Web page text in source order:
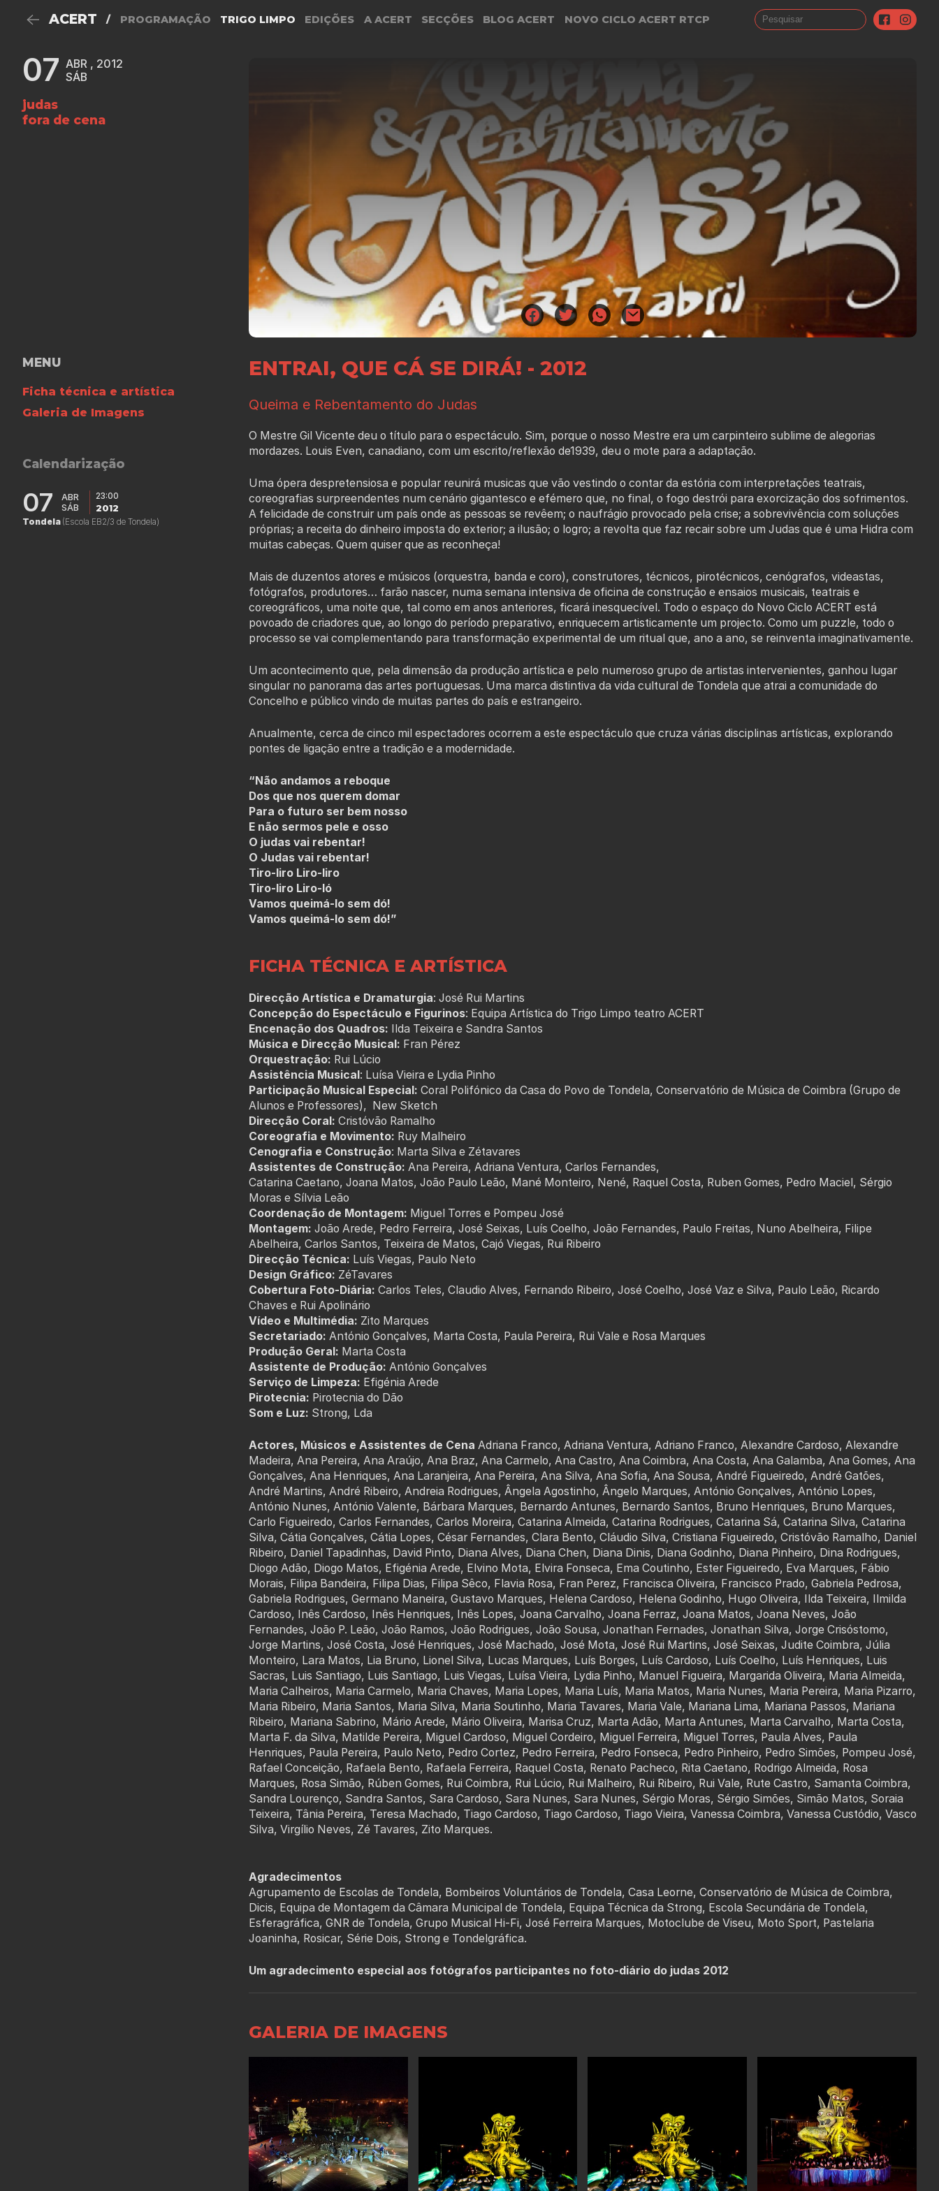
ACERT / PROGRAMAÇÃO TRIGO LIMPO EDIÇÕES A ACERT SECÇÕES BLOG ACERT NOVO CICLO ACERT RTCP
07 ABR , 2012
SÁB
judas
fora de cena
MENU
Ficha técnica e artística
Galeria de Imagens
Calendarização
07
ABR
SÁB
23:00
2012
Tondela (Escola EB2/3 de Tondela)
ENTRAI, QUE CÁ SE DIRÁ! - 2012
Queima e Rebentamento do Judas
O Mestre Gil Vicente deu o título para o espectáculo. Sim, porque o nosso Mestre era um carpinteiro sublime de alegorias
mordazes. Louis Even, canadiano, com um escrito/reflexão de1939, deu o mote para a adaptação.
Uma ópera despretensiosa e popular reunirá musicas que vão vestindo o contar da estória com interpretações teatrais,
coreografias surpreendentes num cenário gigantesco e efémero que, no final, o fogo destrói para exorcização dos sofrimentos.
A felicidade de construir um país onde as pessoas se revêem; o naufrágio provocado pela crise; a sobrevivência com soluções
próprias; a receita do dinheiro imposta do exterior; a ilusão; o logro; a revolta que faz recair sobre um Judas que é uma Hidra com
muitas cabeças. Quem quiser que as reconheça!
Mais de duzentos atores e músicos (orquestra, banda e coro), construtores, técnicos, pirotécnicos, cenógrafos, videastas,
fotógrafos, produtores… farão nascer, numa semana intensiva de oficina de construção e ensaios musicais, teatrais e
coreográficos, uma noite que, tal como em anos anteriores, ficará inesquecível. Todo o espaço do Novo Ciclo ACERT está
povoado de criadores que, ao longo do período preparativo, enriquecem artisticamente um projecto. Como um puzzle, todo o
processo se vai complementando para transformação experimental de um ritual que, ano a ano, se reinventa imaginativamente.
Um acontecimento que, pela dimensão da produção artística e pelo numeroso grupo de artistas intervenientes, ganhou lugar
singular no panorama das artes portuguesas. Uma marca distintiva da vida cultural de Tondela que atrai a comunidade do
Concelho e público vindo de muitas partes do país e estrangeiro.
Anualmente, cerca de cinco mil espectadores ocorrem a este espectáculo que cruza várias disciplinas artísticas, explorando
pontes de ligação entre a tradição e a modernidade.
“Não andamos a reboque
Dos que nos querem domar
Para o futuro ser bem nosso
E não sermos pele e osso
O judas vai rebentar!
O Judas vai rebentar!
Tiro-liro Liro-liro
Tiro-liro Liro-ló
Vamos queimá-lo sem dó!
Vamos queimá-lo sem dó!”
FICHA TÉCNICA E ARTÍSTICA
Direcção Artística e Dramaturgia: José Rui Martins
Concepção do Espectáculo e Figurinos: Equipa Artística do Trigo Limpo teatro ACERT
Encenação dos Quadros: Ilda Teixeira e Sandra Santos
Música e Direcção Musical: Fran Pérez
Orquestração: Rui Lúcio
Assistência Musical : Luísa Vieira e Lydia Pinho
Participação Musical Especial: Coral Polifónico da Casa do Povo de Tondela, Conservatório de Música de Coimbra (Grupo de
Alunos e Professores), New Sketch
Direcção Coral: Cristóvão Ramalho
Coreografia e Movimento: Ruy Malheiro
Cenografia e Construção: Marta Silva e Zétavares
Assistentes de Construção: Ana Pereira, Adriana Ventura, Carlos Fernandes,
Catarina Caetano, Joana Matos, João Paulo Leão, Mané Monteiro, Nené, Raquel Costa, Ruben Gomes, Pedro Maciel, Sérgio
Moras e Sílvia Leão
Coordenação de Montagem: Miguel Torres e Pompeu José
Montagem: João Arede, Pedro Ferreira, José Seixas, Luís Coelho, João Fernandes, Paulo Freitas, Nuno Abelheira, Filipe
Abelheira, Carlos Santos, Teixeira de Matos, Cajó Viegas, Rui Ribeiro
Direcção Técnica: Luís Viegas, Paulo Neto
Design Gráfico: ZéTavares
Cobertura Foto-Diária: Carlos Teles, Claudio Alves, Fernando Ribeiro, José Coelho, José Vaz e Silva, Paulo Leão, Ricardo
Chaves e Rui Apolinário
Vídeo e Multimédia: Zito Marques
Secretariado: António Gonçalves, Marta Costa, Paula Pereira, Rui Vale e Rosa Marques
Produção Geral: Marta Costa
Assistente de Produção: António Gonçalves
Serviço de Limpeza: Efigénia Arede
Pirotecnia: Pirotecnia do Dão
Som e Luz: Strong, Lda
Actores, Músicos e Assistentes de Cena Adriana Franco, Adriana Ventura, Adriano Franco, Alexandre Cardoso, Alexandre
Madeira, Ana Pereira, Ana Araújo, Ana Braz, Ana Carmelo, Ana Castro, Ana Coimbra, Ana Costa, Ana Galamba, Ana Gomes, Ana
Gonçalves, Ana Henriques, Ana Laranjeira, Ana Pereira, Ana Silva, Ana Sofia, Ana Sousa, André Figueiredo, André Gatões,
André Martins, André Ribeiro, Andreia Rodrigues, Ângela Agostinho, Ângelo Marques, António Gonçalves, António Lopes,
António Nunes, António Valente, Bárbara Marques, Bernardo Antunes, Bernardo Santos, Bruno Henriques, Bruno Marques,
Carlo Figueiredo, Carlos Fernandes, Carlos Moreira, Catarina Almeida, Catarina Rodrigues, Catarina Sá, Catarina Silva, Catarina
Silva, Cátia Gonçalves, Cátia Lopes, César Fernandes, Clara Bento, Cláudio Silva, Cristiana Figueiredo, Cristóvão Ramalho, Daniel
Ribeiro, Daniel Tapadinhas, David Pinto, Diana Alves, Diana Chen, Diana Dinis, Diana Godinho, Diana Pinheiro, Dina Rodrigues,
Diogo Adão, Diogo Matos, Efigénia Arede, Elvino Mota, Elvira Fonseca, Ema Coutinho, Ester Figueiredo, Eva Marques, Fábio
Morais, Filipa Bandeira, Filipa Dias, Filipa Sêco, Flavia Rosa, Fran Perez, Francisca Oliveira, Francisco Prado, Gabriela Pedrosa,
Gabriela Rodrigues, Germano Maneira, Gustavo Marques, Helena Cardoso, Helena Godinho, Hugo Oliveira, Ilda Teixeira, Ilmilda
Cardoso, Inês Cardoso, Inês Henriques, Inês Lopes, Joana Carvalho, Joana Ferraz, Joana Matos, Joana Neves, João
Fernandes, João P. Leão, João Ramos, João Rodrigues, João Sousa, Jonathan Fernades, Jonathan Silva, Jorge Crisóstomo,
Jorge Martins, José Costa, José Henriques, José Machado, José Mota, José Rui Martins, José Seixas, Judite Coimbra, Júlia
Monteiro, Lara Matos, Lia Bruno, Lionel Silva, Lucas Marques, Luís Borges, Luís Cardoso, Luís Coelho, Luís Henriques, Luis
Sacras, Luis Santiago, Luis Santiago, Luis Viegas, Luísa Vieira, Lydia Pinho, Manuel Figueira, Margarida Oliveira, Maria Almeida,
Maria Calheiros, Maria Carmelo, Maria Chaves, Maria Lopes, Maria Luís, Maria Matos, Maria Nunes, Maria Pereira, Maria Pizarro,
Maria Ribeiro, Maria Santos, Maria Silva, Maria Soutinho, Maria Tavares, Maria Vale, Mariana Lima, Mariana Passos, Mariana
Ribeiro, Mariana Sabrino, Mário Arede, Mário Oliveira, Marisa Cruz, Marta Adão, Marta Antunes, Marta Carvalho, Marta Costa,
Marta F. da Silva, Matilde Pereira, Miguel Cardoso, Miguel Cordeiro, Miguel Ferreira, Miguel Torres, Paula Alves, Paula
Henriques, Paula Pereira, Paulo Neto, Pedro Cortez, Pedro Ferreira, Pedro Fonseca, Pedro Pinheiro, Pedro Simões, Pompeu José,
Rafael Conceição, Rafaela Bento, Rafaela Ferreira, Raquel Costa, Renato Pacheco, Rita Caetano, Rodrigo Almeida, Rosa
Marques, Rosa Simão, Rúben Gomes, Rui Coimbra, Rui Lúcio, Rui Malheiro, Rui Ribeiro, Rui Vale, Rute Castro, Samanta Coimbra,
Sandra Lourenço, Sandra Santos, Sara Cardoso, Sara Nunes, Sara Nunes, Sérgio Moras, Sérgio Simões, Simão Matos, Soraia
Teixeira, Tânia Pereira, Teresa Machado, Tiago Cardoso, Tiago Cardoso, Tiago Vieira, Vanessa Coimbra, Vanessa Custódio, Vasco
Silva, Virgílio Neves, Zé Tavares, Zito Marques.
Agradecimentos
Agrupamento de Escolas de Tondela, Bombeiros Voluntários de Tondela, Casa Leorne, Conservatório de Música de Coimbra,
Dicis, Equipa de Montagem da Câmara Municipal de Tondela, Equipa Técnica da Strong, Escola Secundária de Tondela,
Esferagráfica, GNR de Tondela, Grupo Musical Hi-Fi, José Ferreira Marques, Motoclube de Viseu, Moto Sport, Pastelaria
Joaninha, Rosicar, Série Dois, Strong e Tondelgráfica.
Um agradecimento especial aos fotógrafos participantes no foto-diário do judas 2012
GALERIA DE IMAGENS